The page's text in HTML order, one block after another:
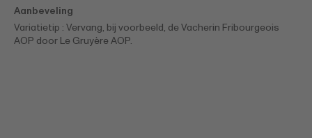
Aanbeveling
Variatietip : Vervang, bij voorbeeld, de Vacherin Fribourgeois
AOP door Le Gruyère AOP.